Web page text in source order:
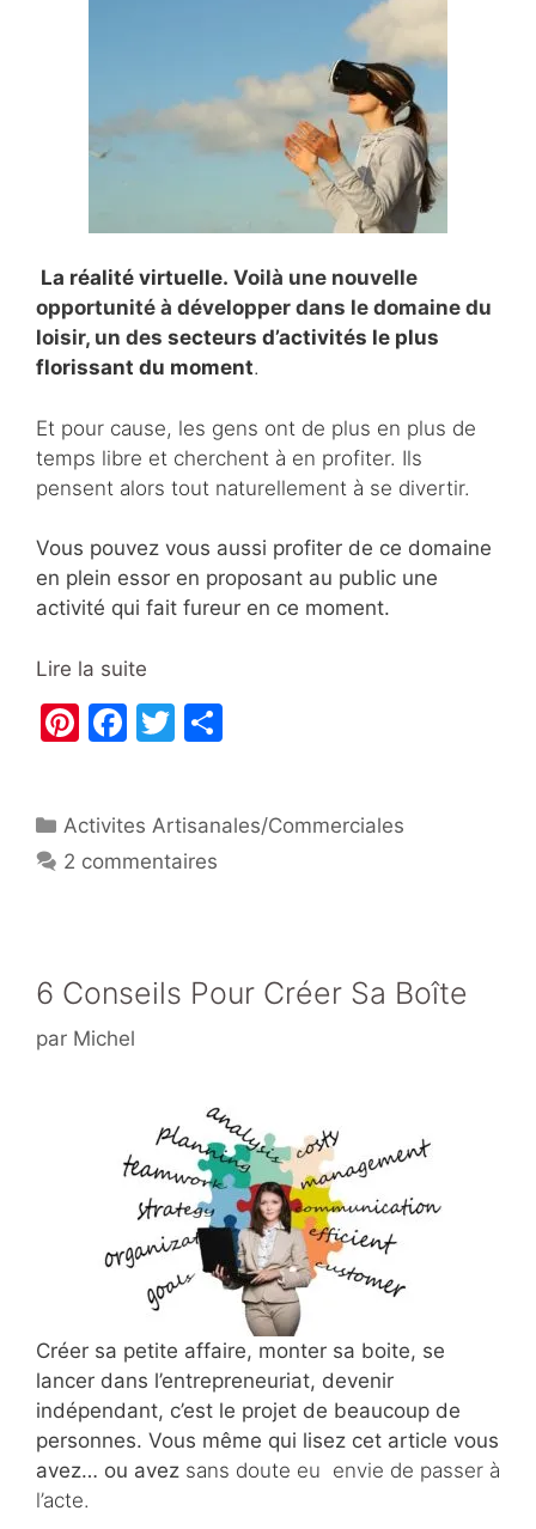
La réalité virtuelle. Voilà une nouvelle
opportunité à développer dans le domaine du
loisir, un des secteurs d’activités le plus
florissant du moment.
Et pour cause, les gens ont de plus en plus de
temps libre et cherchent à en profiter. Ils
pensent alors tout naturellement à se divertir.
Vous pouvez vous aussi profiter de ce domaine
en plein essor en proposant au public une
activité qui fait fureur en ce moment.
Lire la suite
Pi
e
st
F
e
b
k
T
er g
Catégories
Activites Artisanales/Commerciales
2 commentaires
6 Conseils Pour Créer Sa Boîte
par Michel
Créer sa petite affaire, monter sa boite, se
lancer dans l’entrepreneuriat, devenir
indépendant, c’est le projet de beaucoup de
personnes. Vous même qui lisez cet article vous
avez… ou avez sans doute eu envie de passer à
l’acte.